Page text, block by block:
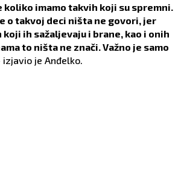
koliko imamo takvih koji su spremni.
o takvoj deci ništa ne govori, jer
ih sažaljevaju i brane, kao i onih
to ništa ne znači. Važno je samo
izjavio je Anđelko.